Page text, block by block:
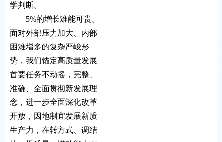
学判断。
5%的增长难能可贵。
面对外部压力加大、内部
困难增多的复杂严峻形
势，我们锚定高质量发展
首要任务不动摇，完整、
准确、全面贯彻新发展理
念，进一步全面深化改革
开放，因地制宜发展新质
生产力，在转方式、调结